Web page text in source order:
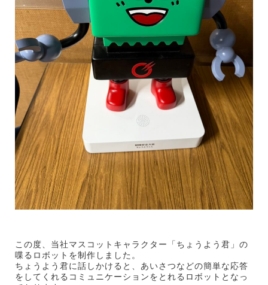
この度、当社マスコットキャラクター「ちょうよう君」の
喋るロボットを制作しました。
ちょうよう君に話しかけると、あいさつなどの簡単な応答
をしてくれるコミュニケーションをとれるロボットとなっ